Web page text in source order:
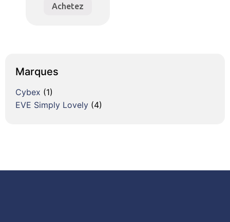
Achetez
Marques
Cybex (1)
EVE Simply Lovely (4)